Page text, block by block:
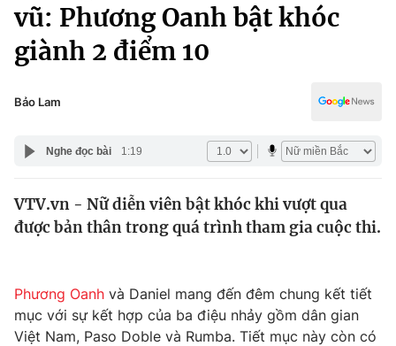
Chính trị
Xã hội
Pháp luật
Y tế
Thế giới
Câu chuyện quốc tế
Tài chính
Thị trường
Dữ liệu và đời sống
Truyền hình
Văn hóa - Giải trí
vũ: Phương Oanh bật khóc
giành 2 điểm 10
Bảo Lam
Nghe đọc bài 1:19
VTV.vn - Nữ diễn viên bật khóc khi vượt qua
được bản thân trong quá trình tham gia cuộc thi.
Phương Oanh và Daniel mang đến đêm chung kết tiết
mục với sự kết hợp của ba điệu nhảy gồm dân gian
Việt Nam, Paso Doble và Rumba. Tiết mục này còn có